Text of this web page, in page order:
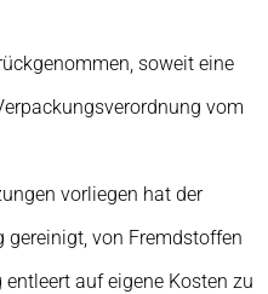
soweit eine
vom
vorliegen hat der
gereinigt, von Fremdstoffen
auf eigene Kosten zu